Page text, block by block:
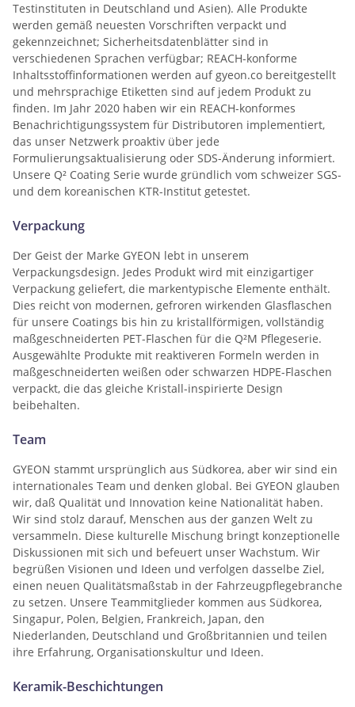
Testinstituten in Deutschland und Asien). Alle Produkte
werden gemäß neuesten Vorschriften verpackt und
gekennzeichnet; Sicherheitsdatenblätter sind in
verschiedenen Sprachen verfügbar; REACH-konforme
Inhaltsstoffinformationen werden auf gyeon.co bereitgestellt
und mehrsprachige Etiketten sind auf jedem Produkt zu
finden. Im Jahr 2020 haben wir ein REACH-konformes
Benachrichtigungssystem für Distributoren implementiert,
das unser Netzwerk proaktiv über jede
Formulierungsaktualisierung oder SDS-Änderung informiert.
Unsere Q² Coating Serie wurde gründlich vom schweizer SGS-
und dem koreanischen KTR-Institut getestet.
Verpackung
Der Geist der Marke GYEON lebt in unserem
Verpackungsdesign. Jedes Produkt wird mit einzigartiger
Verpackung geliefert, die markentypische Elemente enthält.
Dies reicht von modernen, gefroren wirkenden Glasflaschen
für unsere Coatings bis hin zu kristallförmigen, vollständig
maßgeschneiderten PET-Flaschen für die Q²M Pflegeserie.
Ausgewählte Produkte mit reaktiveren Formeln werden in
maßgeschneiderten weißen oder schwarzen HDPE-Flaschen
verpackt, die das gleiche Kristall-inspirierte Design
beibehalten.
Team
GYEON stammt ursprünglich aus Südkorea, aber wir sind ein
internationales Team und denken global. Bei GYEON glauben
wir, daß Qualität und Innovation keine Nationalität haben.
Wir sind stolz darauf, Menschen aus der ganzen Welt zu
versammeln. Diese kulturelle Mischung bringt konzeptionelle
Diskussionen mit sich und befeuert unser Wachstum. Wir
begrüßen Visionen und Ideen und verfolgen dasselbe Ziel,
einen neuen Qualitätsmaßstab in der Fahrzeugpflegebranche
zu setzen. Unsere Teammitglieder kommen aus Südkorea,
Singapur, Polen, Belgien, Frankreich, Japan, den
Niederlanden, Deutschland und Großbritannien und teilen
ihre Erfahrung, Organisationskultur und Ideen.
Keramik-Beschichtungen